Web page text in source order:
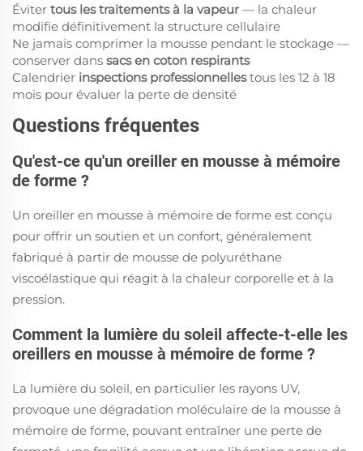
Éviter tous les traitements à la vapeur — la chaleur
modifie définitivement la structure cellulaire
Ne jamais comprimer la mousse pendant le stockage —
conserver dans sacs en coton respirants
Calendrier inspections professionnellestous les 12 à 18
mois pour évaluer la perte de densité
Questions fréquentes
Qu'est-ce qu'un oreiller en mousse à mémoire
de forme ?
Un oreiller en mousse à mémoire de forme est conçu
pour offrir un soutien et un confort, généralement
fabriqué à partir de mousse de polyuréthane
viscoélastique qui réagit à la chaleur corporelle et à la
pression.
Comment la lumière du soleil affecte-t-elle les
oreillers en mousse à mémoire de forme ?
La lumière du soleil, en particulier les rayons UV,
provoque une dégradation moléculaire de la mousse à
mémoire de forme, pouvant entraîner une perte de